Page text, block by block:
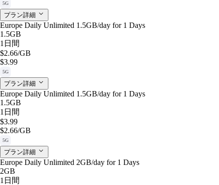
5G
プラン詳細
Europe Daily Unlimited 1.5GB/day for 1 Days
1.5GB
1日間
$2.66/GB
$3.99
5G
プラン詳細
Europe Daily Unlimited 1.5GB/day for 1 Days
1.5GB
1日間
$3.99
$2.66/GB
5G
プラン詳細
Europe Daily Unlimited 2GB/day for 1 Days
2GB
1日間